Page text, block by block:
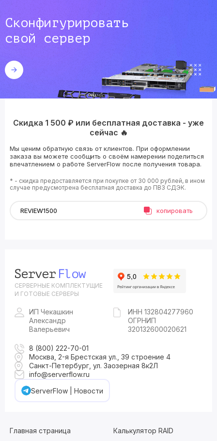
Сконфигурировать
свой сервер
Скидка 1 500 ₽ или бесплатная доставка - уже
сейчас 🔥
Мы ценим обратную связь от клиентов. При оформлении
заказа вы можете сообщить о своём намерении поделиться
впечатлением о работе ServerFlow после получения товара.
* - скидка предоставляется при покупке от 30 000 рублей, в ином
случае предусмотрена бесплатная доставка до ПВЗ СДЭК.
копировать
СЕРВЕРНЫЕ КОМПЛЕКТУЩИЕ
И ГОТОВЫЕ СЕРВЕРЫ
ИП Чекашкин
Александр
Валерьевич
ИНН 132804277960
ОГРНИП
320132600020621
8 (800) 222-70-01
Москва, 2-я Брестская ул., 39 строение 4
Санкт-Петербург, ул. Заозерная 8к2Л
info@serverflow.ru
ServerFlow | Новости
Главная страница Калькулятор RAID